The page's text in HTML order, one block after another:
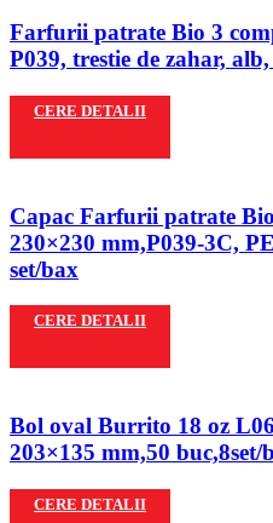
Farfurii patrate Bio 3
P039, trestie de zahar,
CERE DETALII
Capac Farfurii patrate
230×230 mm,P039-3C,
set/bax
CERE DETALII
Bol oval Burrito 18 oz
203×135 mm,50 buc,8set/
CERE DETALII